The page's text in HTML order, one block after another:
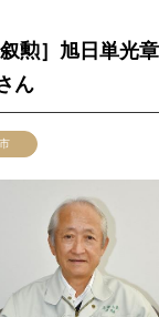
叙勲］旭日単光
ん